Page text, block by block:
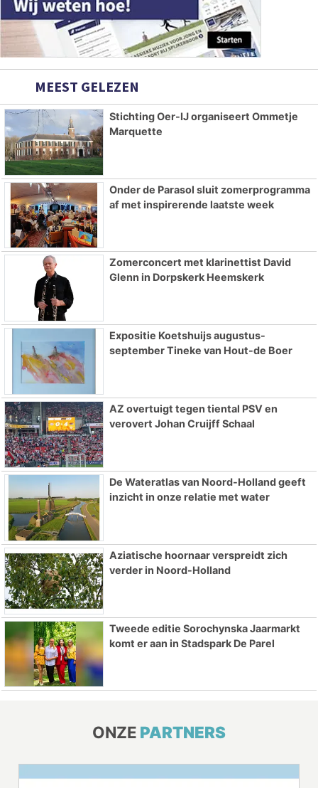
MEEST GELEZEN
Stichting Oer-IJ organiseert Ommetje
Marquette
Onder de Parasol sluit zomerprogramma
af met inspirerende laatste week
Zomerconcert met klarinettist David
Glenn in Dorpskerk Heemskerk
Expositie Koetshuijs augustus-
september Tineke van Hout-de Boer
AZ overtuigt tegen tiental PSV en
verovert Johan Cruijff Schaal
De Wateratlas van Noord-Holland geeft
inzicht in onze relatie met water
Aziatische hoornaar verspreidt zich
verder in Noord-Holland
Tweede editie Sorochynska Jaarmarkt
komt er aan in Stadspark De Parel
ONZE PARTNERS